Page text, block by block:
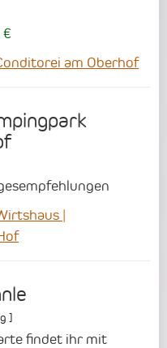
€
am Oberhof
|
]
findet ihr mit